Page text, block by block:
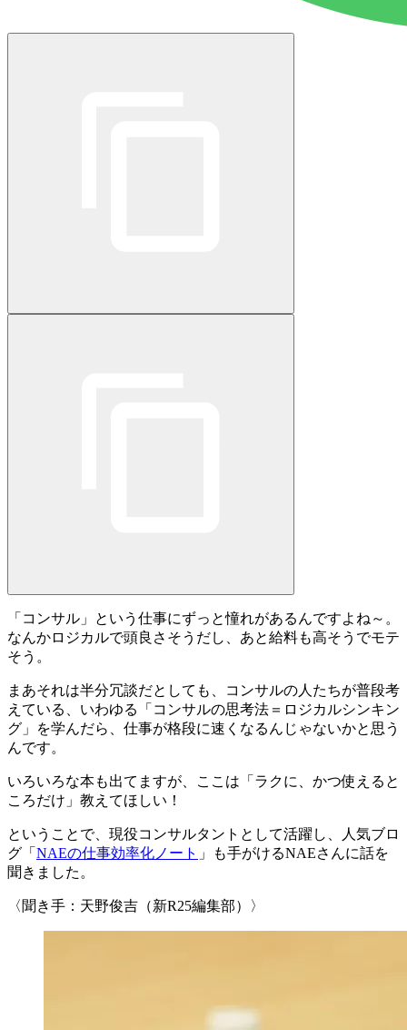
「コンサル」という仕事にずっと憧れがあるんですよね～ 。
なんかロジカルで頭良さそうだし、あと給料も高そうでモテ
そう。
まあそれは半分冗談だとしても、コンサルの人たちが普段考
えている、いわゆる
「コンサルの思考法＝ロジカルシンキン
グ」を学んだら、仕事が格段に速くなるんじゃないかと思う
んです。
いろいろな本も出てますが、ここは 「ラクに、かつ使えると
ころだけ」教えてほしい！
ということで、現役コンサルタントとして活躍し、人気ブロ
グ「 NAEの仕事効率化ノー ト 」も手がけるNAEさんに話を
聞きました。
〈聞き手：天野俊吉（新R25編集部）〉